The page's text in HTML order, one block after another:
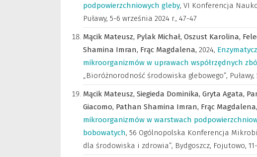
podpowierzchniowych gleby, VI Konferencja
Puławy, 5-6 września 2024 r., 47-47
Mącik Mateusz, Pylak Michał, Oszust Karolina,
Shamina Imran, Frąc Magdalena, 2024,
mikroorganizmów w uprawach współrzędnych
„Bioróżnorodność środowiska glebowego”, Puławy,
Mącik Mateusz, Siegieda Dominika, Gryta Agata,
Giacomo, Pathan Shamina Imran, Frąc Magdalena,
mikroorganizmów w warstwach
bobowatych, 56 Ogólnopolska Konferencja
dla środowiska i zdrowia”, Bydgoszcz, Fojutowo,